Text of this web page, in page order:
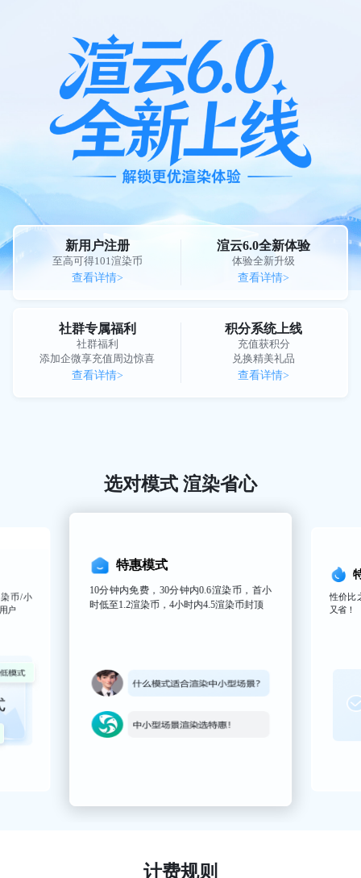
新用户注册
至高可得101渲染币
查看详情>
渲云6.0全新体验
体验全新升级
查看详情>
社群专属福利
社群福利
添加企微享充值周边惊喜
查看详情>
积分系统上线
充值获积分
兑换精美礼品
查看详情>
选对模式 渲染省心
币，首小
染币封顶
特优模式
性价比之王，渲染低至0.76元/小时，又快
又省！
拉
计费规则